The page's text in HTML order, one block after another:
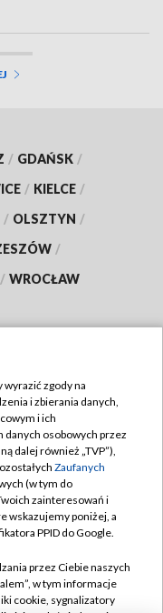
/ GDAŃSK /
/ KIELCE /
/ OLSZTYN /
/
/ WROCŁAW
zgody na
i zbierania danych,
i ich
danych osobowych przez
dalej również „TVP”),
Zaufanych
(w tym do
zainteresowań i
wskazujemy poniżej, a
PPID do Google.
przez Ciebie naszych
w tym informacje
cookie, sygnalizatory